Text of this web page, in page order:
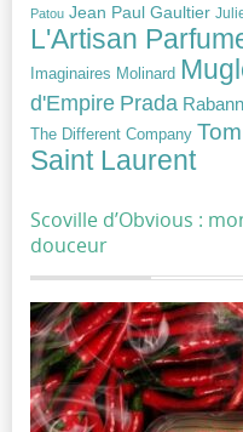
Patou Jean Paul Gaultier
L'Artisan
Imaginaires Molinard
d'Empire Prada
The Different Company
Saint Laurent
Scoville d’Obvious :
douceur